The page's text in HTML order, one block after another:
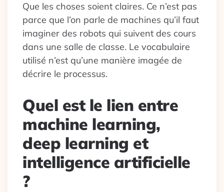
Que les choses soient claires. Ce n’est pas
parce que l’on parle de machines qu’il faut
imaginer des robots qui suivent des cours
dans une salle de classe. Le vocabulaire
utilisé n’est qu’une manière imagée de
décrire le processus.
Quel est le lien entre
machine learning,
deep learning et
intelligence artificielle
?